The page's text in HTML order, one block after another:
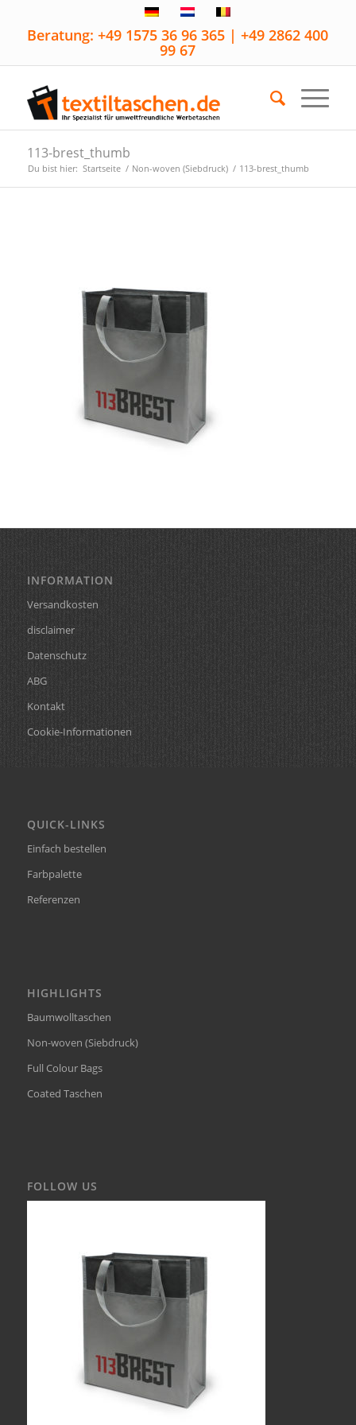
Beratung: +49 1575 36 96 365 | +49 2862 400
99 67
113-brest_thumb
Du bist hier: Startseite / Non-woven (Siebdruck) / 113-brest_thumb
INFORMATION
Versandkosten
disclaimer
Datenschutz
ABG
Kontakt
Cookie-Informationen
QUICK-LINKS
Einfach bestellen
Farbpalette
Referenzen
HIGHLIGHTS
Baumwolltaschen
Non-woven (Siebdruck)
Full Colour Bags
Coated Taschen
FOLLOW US